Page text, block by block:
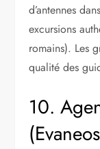
d’antennes
excursions
romains). Les
qualité des
10.